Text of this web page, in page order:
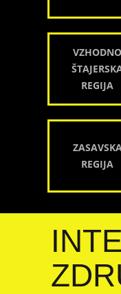
VZHODNO
REGIJA
ZASAVSKA
REGIJA